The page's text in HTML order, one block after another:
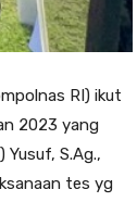
RI) ikut
2023 yang
S.Ag.,
tes yg